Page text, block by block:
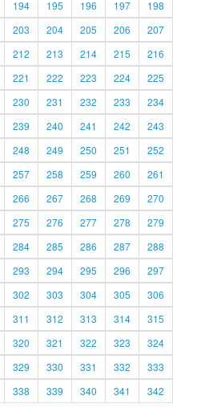
194 195 196 197
198
203 204 205 206
207
212 213 214 215
216
221 222 223 224
225
230 231 232 233
234
239 240 241 242
243
248 249 250 251
252
257 258 259 260
261
266 267 268 269
270
275 276 277 278
279
284 285 286 287
288
293 294 295 296
297
302 303 304 305
306
311 312 313 314
315
320 321 322 323
324
329 330 331 332
333
338 339 340 341
342